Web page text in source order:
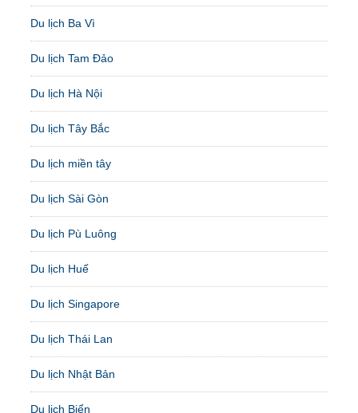
Du lịch Ba Vì
Du lịch Tam Đảo
Du lịch Hà Nội
Du lịch Tây Bắc
Du lịch miền tây
Du lịch Sài Gòn
Du lịch Pù Luông
Du lịch Huế
Du lịch Singapore
Du lịch Thái Lan
Du lịch Nhật Bản
Du lịch Biển